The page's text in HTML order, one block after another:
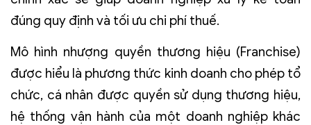
đúng quy định và tối ưu chi phí thuế.
Mô hình nhượng quyền thương hiệu (Franchise)
được hiểu là phương thức kinh doanh cho phép tổ
chức, cá nhân được quyền sử dụng thương hiệu,
hệ thống vận hành của một doanh nghiệp khác